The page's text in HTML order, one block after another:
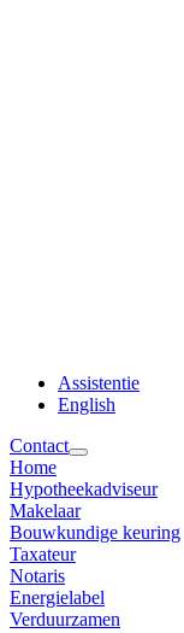
Assistentie
English
Contact
Home
Hypotheekadviseur
Makelaar
Bouwkundige keuring
Taxateur
Notaris
Energielabel
Verduurzamen